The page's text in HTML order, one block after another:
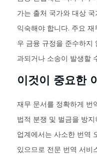
가는 출처 국가와 대상
익숙해야 합니다. 주요
우 금융 규정을 준수하지
과되거나 소송이 발생할
이것이 중요한
재무 문서를 정확하게 번
법적 분쟁 및 벌금을 방
업계에서는 사소한 번역
있으므로 전문 번역 서비